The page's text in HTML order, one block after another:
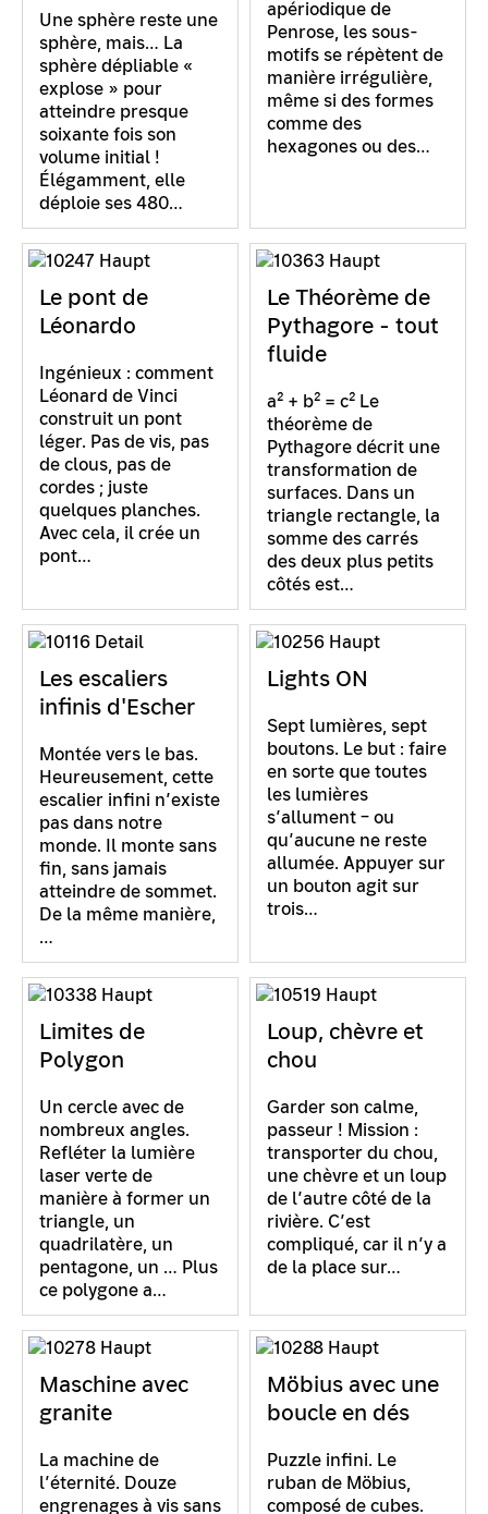
Une sphère reste une
sphère, mais… La
sphère dépliable «
explose » pour
atteindre presque
soixante fois son
volume initial !
Élégamment, elle
déploie ses 480…
apériodique de
Penrose, les sous-
motifs se répètent de
manière irrégulière,
même si des formes
comme des
hexagones ou des…
Le pont de
Léonardo
Ingénieux : comment
Léonard de Vinci
construit un pont
léger. Pas de vis, pas
de clous, pas de
cordes ; juste
quelques planches.
Avec cela, il crée un
pont…
Le Théorème de
Pythagore - tout
fluide
a² + b² = c² Le
théorème de
Pythagore décrit une
transformation de
surfaces. Dans un
triangle rectangle, la
somme des carrés
des deux plus petits
côtés est…
Les escaliers
infinis d'Escher
Montée vers le bas.
Heureusement, cette
escalier infini n’existe
pas dans notre
monde. Il monte sans
fin, sans jamais
atteindre de sommet.
De la même manière,
…
Lights ON
Sept lumières, sept
boutons. Le but : faire
en sorte que toutes
les lumières
s’allument – ou
qu’aucune ne reste
allumée. Appuyer sur
un bouton agit sur
trois…
Limites de
Polygon
Un cercle avec de
nombreux angles.
Refléter la lumière
laser verte de
manière à former un
triangle, un
quadrilatère, un
pentagone, un … Plus
ce polygone a…
Loup, chèvre et
chou
Garder son calme,
passeur ! Mission :
transporter du chou,
une chèvre et un loup
de l’autre côté de la
rivière. C’est
compliqué, car il n’y a
de la place sur…
Maschine avec
granite
La machine de
l’éternité. Douze
engrenages à vis sans
Möbius avec une
boucle en dés
Puzzle infini. Le
ruban de Möbius,
composé de cubes.